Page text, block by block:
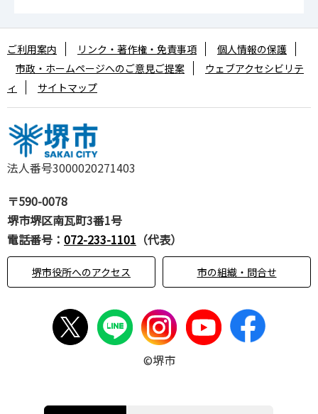
法人番号3000020271403
〒590-0078
堺市堺区南瓦町3番1号
電話番号： 072-233-1101 （代表）
堺市役所へのアクセス 市の組織・問合せ
ご利用案内 リンク・著作権・免責事項
個人情報の保護
市政・ホームページへのご意見ご提案
ウェブアクセシビリテ
ィ
サイトマップ
©堺市